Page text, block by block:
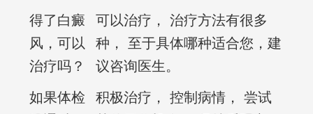
得了白癜
风，可以
治疗吗？
可以治疗， 治疗方法有很多
种， 至于具体哪种适合您，建
议咨询医生。
如果体检
积极治疗， 控制病情， 尝试